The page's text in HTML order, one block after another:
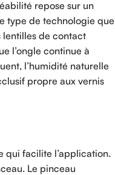
repose sur un
type de technologie que
de contact
l’ongle continue à
l’humidité naturelle
propre aux vernis
qui facilite l’application.
Le pinceau